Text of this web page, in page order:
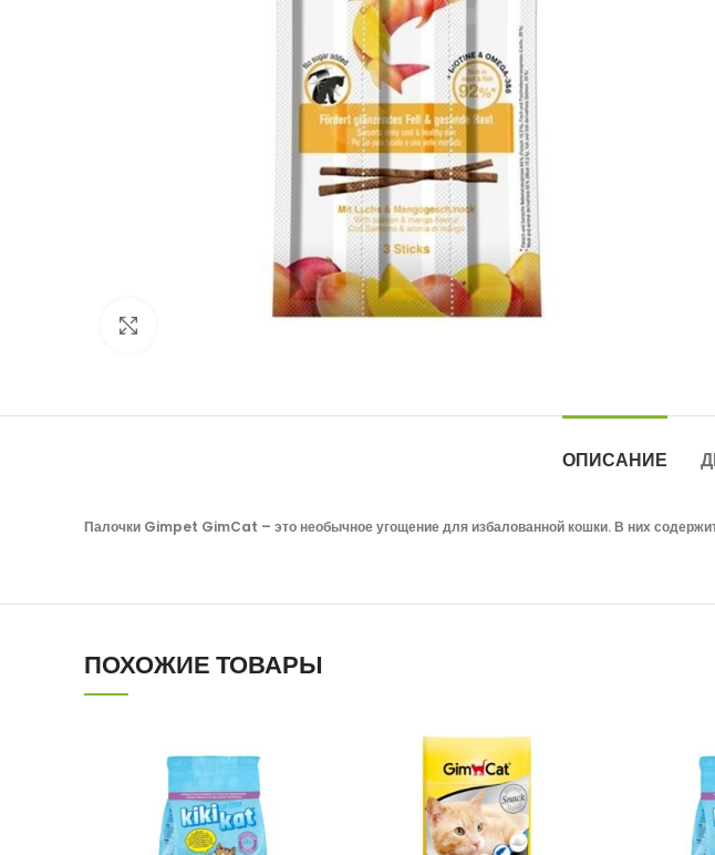
Нажмите, чтобы увеличить
ОПИСАНИЕ
Палочки Gimpet GimCat – это необычное угощение для избалованной кошки. В них
ПОХОЖИЕ ТОВАРЫ